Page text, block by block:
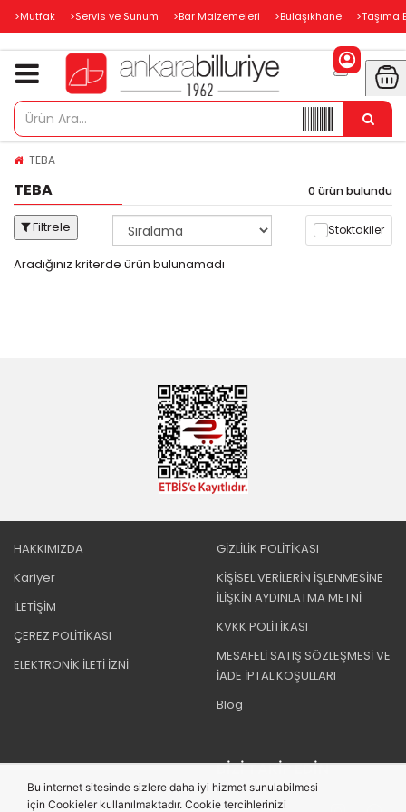
>Mutfak >Servis ve Sunum >Bar Malzemeleri >Bulaşıkhane >Taşıma
TEBA
TEBA 0 ürün bulundu
Filtrele Stoktakiler
Aradığınız kriterde ürün bulunamadı
HAKKIMIZDA
Kariyer
İLETİŞİM
ÇEREZ POLİTİKASI
ELEKTRONİK İLETİ İZNİ
GİZLİLİK POLİTİKASI
KİŞİSEL VERİLERİN İŞLENMESİNE
İLİŞKİN AYDINLATMA METNİ
KVKK POLİTİKASI
MESAFELİ SATIŞ SÖZLEŞMESİ VE
İADE İPTAL KOŞULLARI
Blog
BIZI TAKIP EDIN
Bu internet sitesinde sizlere daha iyi hizmet sunulabilmesi
için Cookieler kullanılmaktadır. Cookie tercihlerinizi